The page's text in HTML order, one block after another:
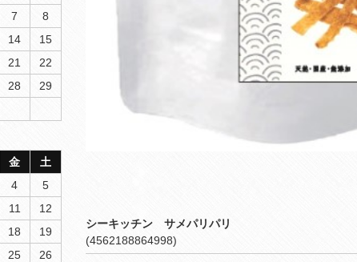
シーキッチン サメパリパリ
(4562188864998)
7
8
14
15
21
22
28
29
金
土
4
5
11
12
18
19
25
26